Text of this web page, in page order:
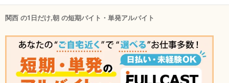
関西 の1日だけ,朝 の短期バイト・単発アルバイト